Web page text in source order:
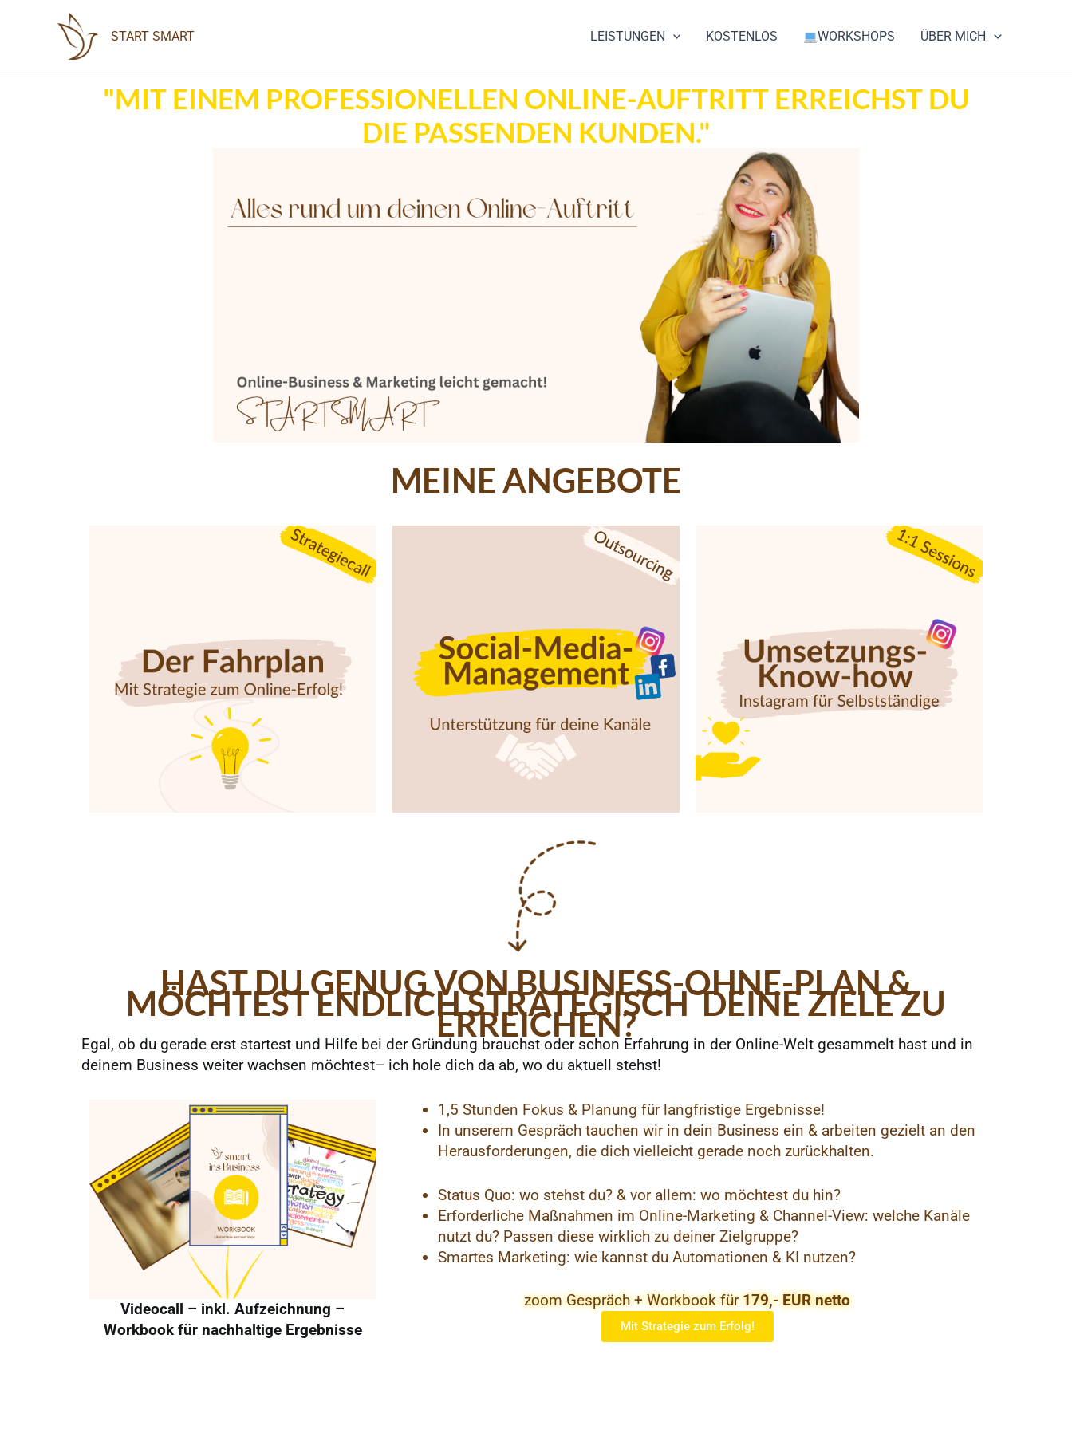
START SMART LEISTUNGEN KOSTENLOS WORKSHOPS ÜBER MICH
"MIT EINEM PROFESSIONELLEN ONLINE-AUFTRITT ERREICHST DU
DIE PASSENDEN KUNDEN."
MEINE ANGEBOTE
HAST DU GENUG VON BUSINESS-OHNE-PLAN &
MÖCHTEST ENDLICH STRATEGISCH DEINE ZIELE ZU
ERREICHEN?
Egal, ob du gerade erst startest und Hilfe bei der Gründung brauchst oder schon Erfahrung in der Online-Welt gesammelt hast und in
deinem Business weiter wachsen möchtest– ich hole dich da ab, wo du aktuell stehst!
Videocall – inkl. Aufzeichnung –
Workbook für nachhaltige Ergebnisse
1,5 Stunden Fokus & Planung für langfristige Ergebnisse!
In unserem Gespräch tauchen wir in dein Business ein & arbeiten gezielt an den
Herausforderungen, die dich vielleicht gerade noch zurückhalten.
Status Quo: wo stehst du? & vor allem: wo möchtest du hin?
Erforderliche Maßnahmen im Online-Marketing & Channel-View: welche Kanäle
nutzt du? Passen diese wirklich zu deiner Zielgruppe?
Smartes Marketing: wie kannst du Automationen & KI nutzen?
zoom Gespräch + Workbook für 179,- EUR netto
Mit Strategie zum Erfolg!